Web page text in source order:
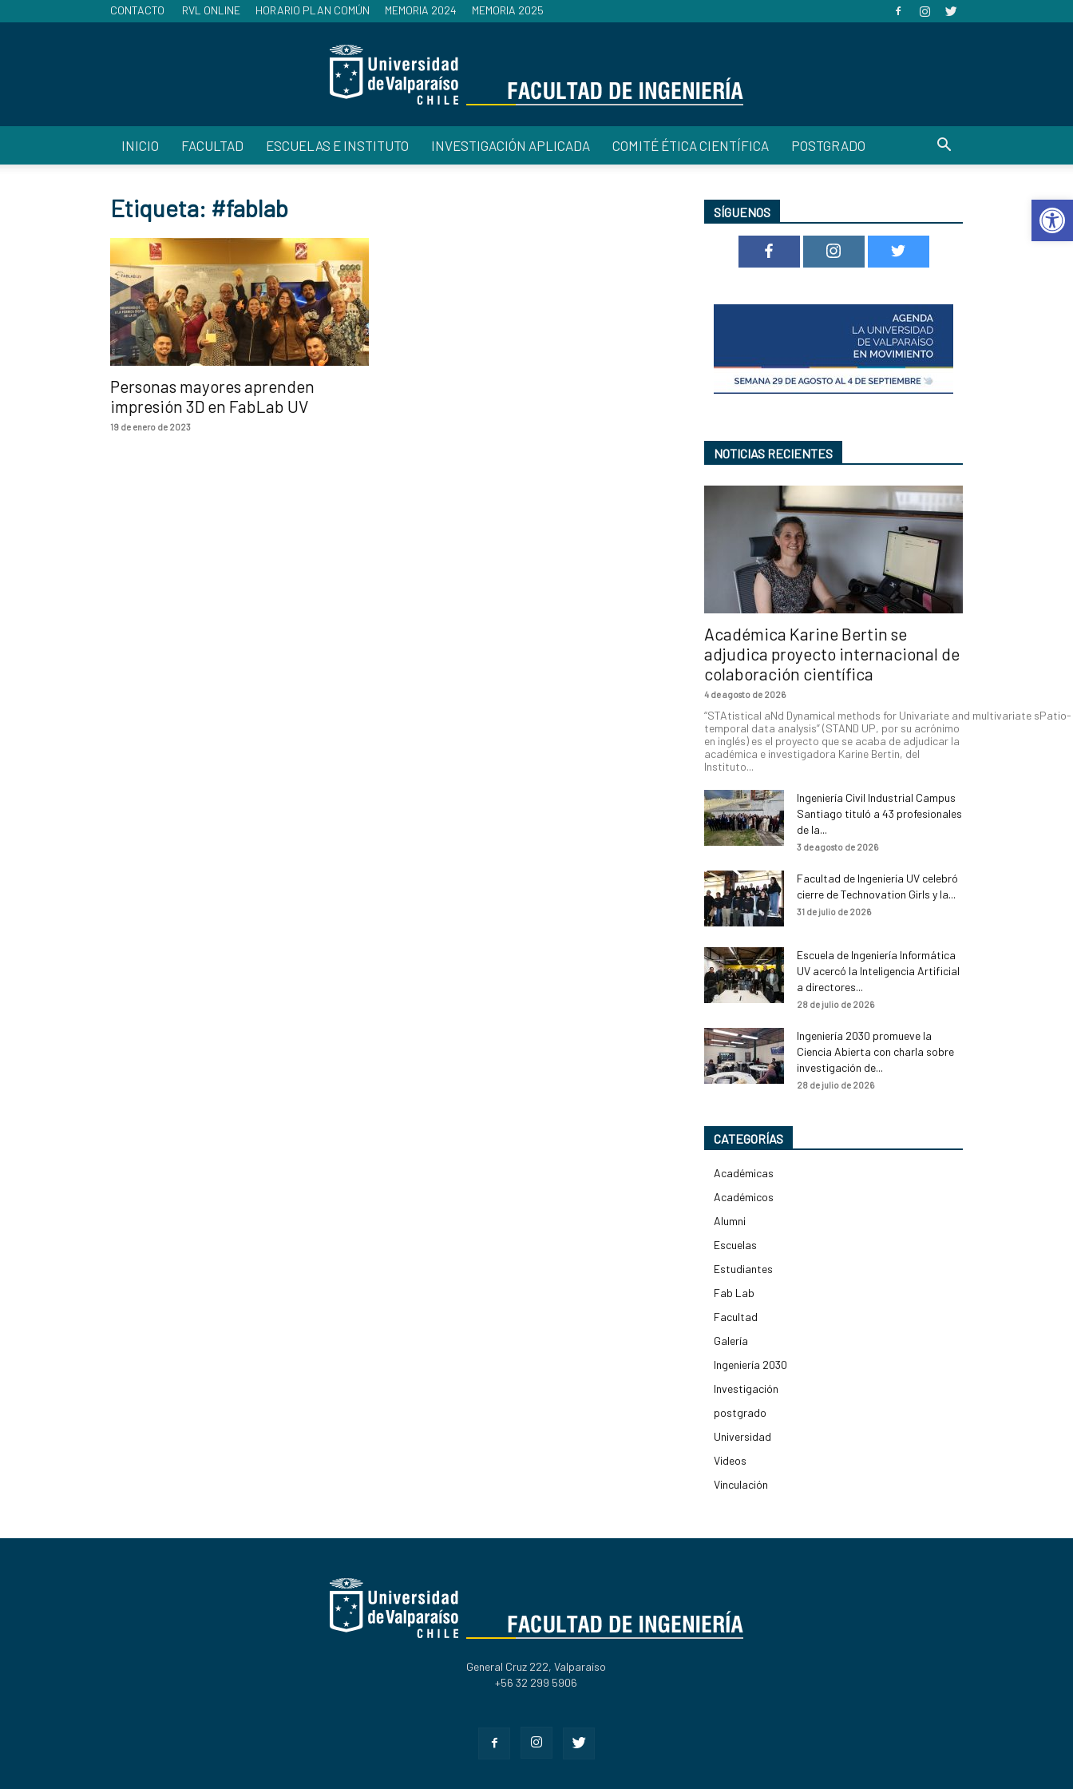
Abrir
CONTACTO RVL ONLINE HORARIO PLAN COMÚN MEMORIA 2024 MEMORIA 2025
INICIO FACULTAD ESCUELAS E INSTITUTO INVESTIGACIÓN APLICADA COMITÉ ÉTICA CIENTÍFICA POSTGRADO
Etiqueta: #fablab
Personas mayores aprenden
impresión 3D en FabLab UV
19 de enero de 2023
SÍGUENOS
NOTICIAS RECIENTES
Académica Karine Bertin se
adjudica proyecto internacional de
colaboración científica
4 de agosto de 2026
“STAtistical aNd Dynamical methods for Univariate and multivariate sPatio-
temporal data analysis” (STAND UP, por su acrónimo
en inglés) es el proyecto que se acaba de adjudicar la
académica e investigadora Karine Bertin, del
Instituto...
Ingeniería Civil Industrial Campus
Santiago tituló a 43 profesionales
de la...
3 de agosto de 2026
Facultad de Ingeniería UV celebró
cierre de Technovation Girls y la...
31 de julio de 2026
Escuela de Ingeniería Informática
UV acercó la Inteligencia Artificial
a directores...
28 de julio de 2026
Ingeniería 2030 promueve la
Ciencia Abierta con charla sobre
investigación de...
28 de julio de 2026
CATEGORÍAS
Académicas
Académicos
Alumni
Escuelas
Estudiantes
Fab Lab
Facultad
Galería
Ingeniería 2030
Investigación
postgrado
Universidad
Videos
Vinculación
General Cruz 222, Valparaíso
+56 32 299 5906